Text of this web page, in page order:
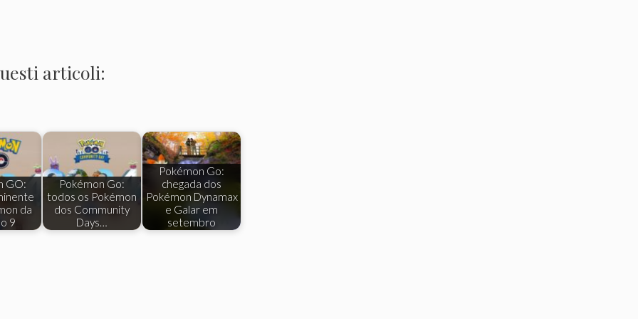
articoli:
GO:
da
9
Pokémon Go:
todos os Pokémon
dos Community
Days…
Pokémon Go:
chegada dos
Pokémon Dynamax
e Galar em
setembro